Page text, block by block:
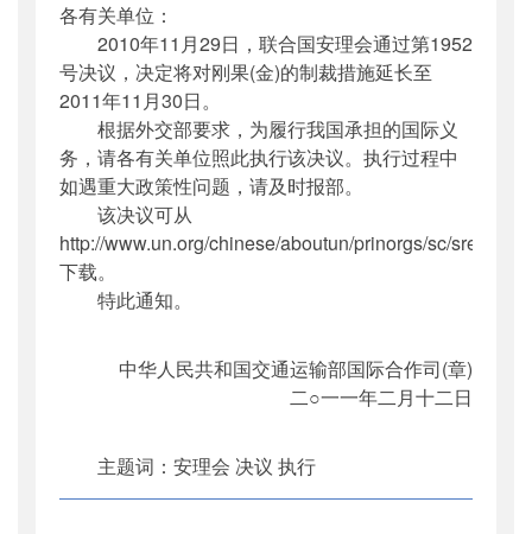
公开日期 ：
主题词 ：
安理会;决议;执行;刚果(金);
机构分类 ：国际合作司
主题分类：其他
公文类型：部函
各有关单位：
2010年11月29日，联合国安理会通过第1952
号决议，决定将对刚果(金)的制裁措施延长至
2011年11月30日。
根据外交部要求，为履行我国承担的国际义
务，请各有关单位照此执行该决议。执行过程中
如遇重大政策性问题，请及时报部。
该决议可从
http://www.un.org/chinese/aboutun/prinorgs/sc/sres/
下载。
特此通知。
中华人民共和国交通运输部国际合作司(章)
二○一一年二月十二日
主题词：安理会 决议 执行